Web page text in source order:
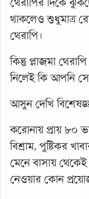
থেরাপির দিকে
থাকলেও শুধুমাত্র
থেরাপি।
কিন্তু প্লাজমা
নিলেই কি আপনি
আসুন দেখি
করোনায় প্রায় ৮০
বিশ্রাম, পুষ্টিকর
মেনে বাসায় থেকেই
নেওয়ার কোন